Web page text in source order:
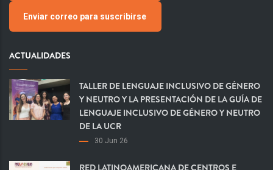
Enviar correo para suscribirse
ACTUALIDADES
TALLER DE LENGUAJE INCLUSIVO DE GÉNERO
Y NEUTRO Y LA PRESENTACIÓN DE LA GUÍA DE
LENGUAJE INCLUSIVO DE GÉNERO Y NEUTRO
DE LA UCR
30 Jun 26